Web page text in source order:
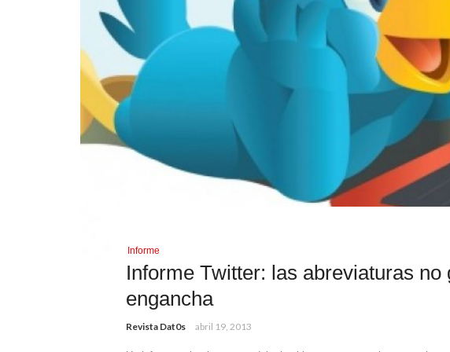
Informe
Informe Twitter: las abreviaturas no
engancha
Revista Dat0s abril 19, 2013